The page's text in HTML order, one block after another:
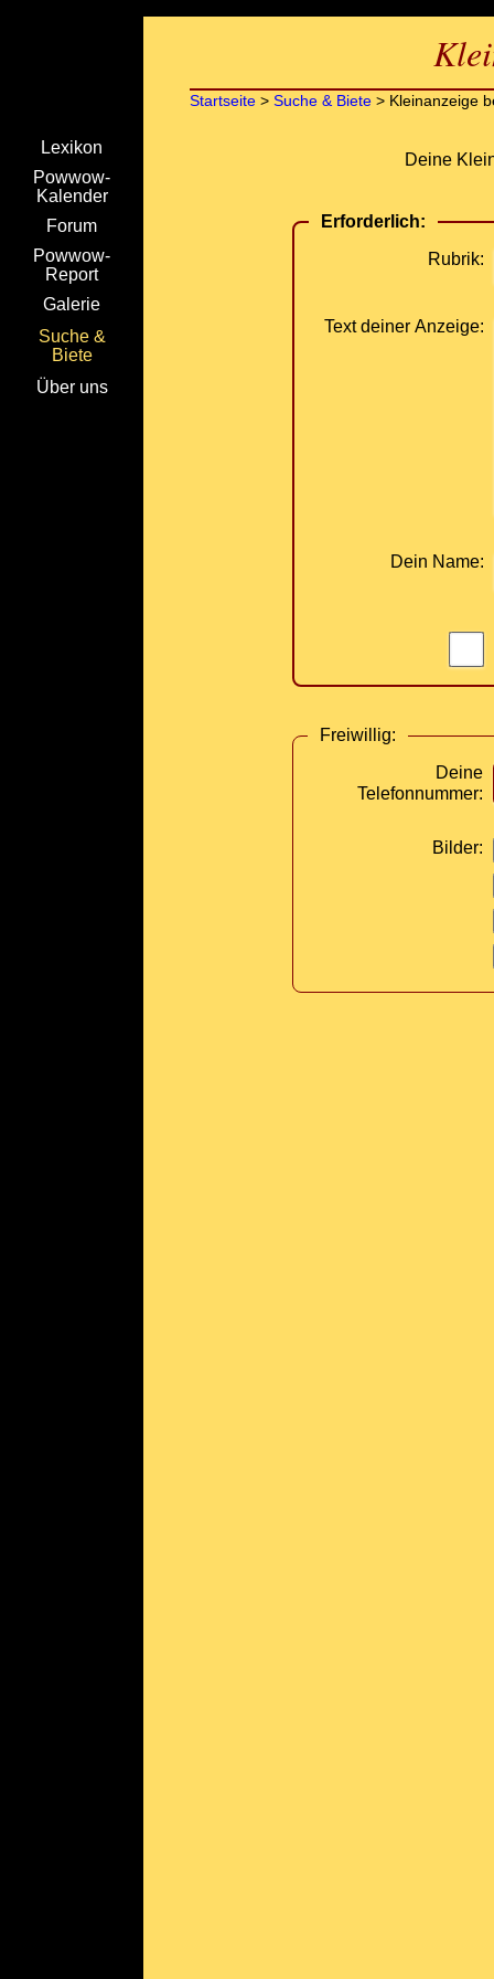
Lexikon
Powwow-
Kalender
Forum
Powwow-
Report
Galerie
Suche &
Biete
Über uns
Startseite> Suche & Biete> Kleinanzeige
Deine
Erforderlich:
Rubrik:
Text deiner Anzeige:
Dein Name:
Freiwillig:
Deine
Telefonnummer:
Bilder: